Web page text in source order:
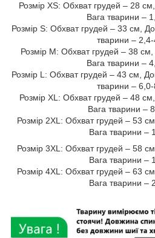
Розмір XS: Обхват грудей – 28
Вага тварини –
Розмір S: Обхват грудей – 33 см,
тварини – 2,4-
Розмір M: Обхват грудей – 38
Вага тварини –
Розмір L: Обхват грудей – 43 см,
тварини – 6,0-
Розмір XL: Обхват грудей – 48
Вага тварини –
Розмір 2XL: Обхват грудей – 53
Вага тварини –
Розмір 3XL: Обхват грудей – 58
Вага тварини –
Розмір 4XL: Обхват грудей – 63
Вага тварини –